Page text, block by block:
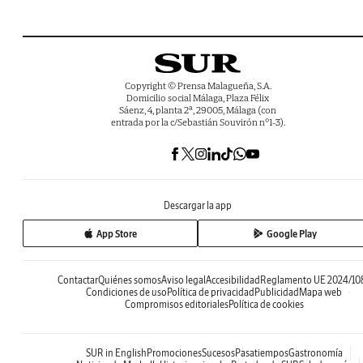
Copyright © Prensa Malagueña, S.A.
Domicilio social Málaga, Plaza Félix
Sáenz, 4, planta 2ª, 29005, Málaga (con
entrada por la c/Sebastián Souvirón nº1-3).
Descargar la app
App Store Google Play
ContactarQuiénes somosAviso legal Accesibilidad Reglamento UE 2024/
Condiciones de uso Política de privacidad Publicidad Mapa web
Compromisos editorialesPolítica de cookies
SUR in English PromocionesSucesosPasatiemposGastronomía